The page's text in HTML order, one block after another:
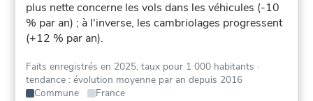
plus nette concerne les vols dans les véhicules (-10
% par an) ; à l'inverse, les cambriolages progressent
(+12 % par an).
Faits enregistrés en 2025, taux pour 1 000 habitants ·
tendance : évolution moyenne par an depuis 2016
Commune
France